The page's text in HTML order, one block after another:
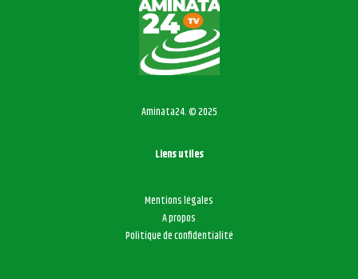
Aminata24. © 2025
Liens utiles
Mentions légales
A propos
Politique de confidentialité